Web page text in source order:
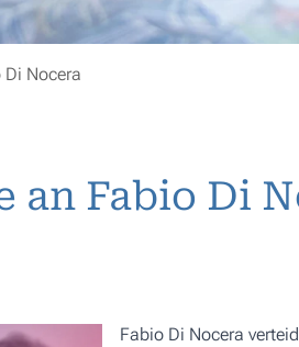
Nocera
an Fabio Di
Fabio Di Nocera